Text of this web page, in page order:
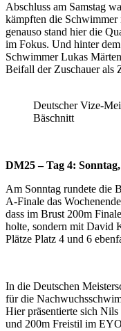
Abschluss am Samstag
kämpften die
genauso stand hier die
im Fokus. Und hinter
Schwimmer Lukas
Beifall der Zuschauer als
Deutscher Vize-
Bäschnitt
DM25 – Tag 4:
Am Sonntag rundete die
A-Finale das
dass im Brust 200m
holte, sondern mit David
Plätze Platz 4 und 6
In die Deutschen
für die
Hier präsentierte sich
und 200m Freistil im